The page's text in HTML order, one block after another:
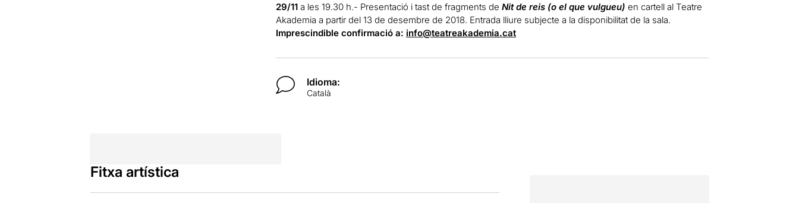
29/11a les 19.30 h.- Presentació i tast de fragments de Nit de reis (o el que vulgueu) en cartell al Teatre
Akademia a partir del 13 de desembre de 2018. Entrada lliure subjecte a la disponibilitat de la sala.
Imprescindible confirmació a: info@teatreakademia.cat
Idioma:
Català
Fitxa artística